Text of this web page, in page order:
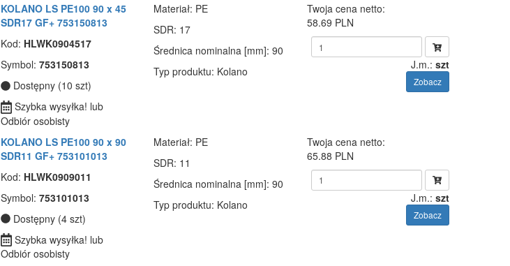
KOLANO LS PE100 90 x 45
SDR17 GF+ 753150813
Kod: HLWK0904517
Symbol: 753150813
Dostępny (10 szt)
Szybka wysyłka! lub
Odbiór osobisty
Materiał: PE
SDR: 17
Średnica nominalna [mm]: 90
Typ produktu: Kolano
Twoja cena netto:
58.69 PLN
J.m.: szt
Zobacz
KOLANO LS PE100 90 x 90
SDR11 GF+ 753101013
Kod: HLWK0909011
Symbol: 753101013
Dostępny (4 szt)
Szybka wysyłka! lub
Odbiór osobisty
Materiał: PE
SDR: 11
Średnica nominalna [mm]: 90
Typ produktu: Kolano
Twoja cena netto:
65.88 PLN
J.m.: szt
Zobacz